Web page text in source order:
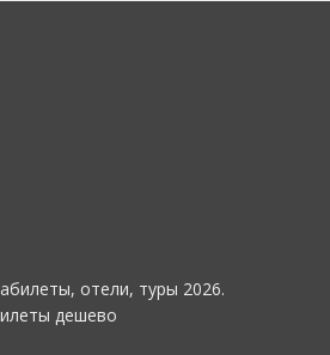
отели, туры 2026.
дешево